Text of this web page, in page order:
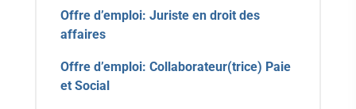
Offre d’emploi: Juriste en droit des
affaires
Offre d’emploi: Collaborateur(trice) Paie
et Social